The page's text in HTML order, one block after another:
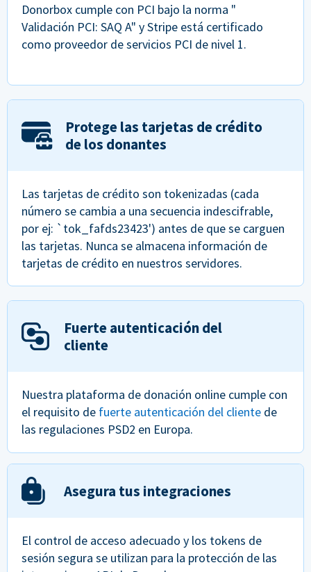
Donorbox cumple con PCI bajo la norma "
Validación PCI: SAQ A" y Stripe está certificado
como proveedor de servicios PCI de nivel 1.
Protege las tarjetas de crédito
de los donantes
Las tarjetas de crédito son tokenizadas (cada
número se cambia a una secuencia indescifrable,
por ej: `tok_fafds23423') antes de que se carguen
las tarjetas. Nunca se almacena información de
tarjetas de crédito en nuestros servidores.
Fuerte autenticación del
cliente
Nuestra plataforma de donación online cumple con
el requisito de fuerte autenticación del cliente de
las regulaciones PSD2 en Europa.
Asegura tus integraciones
El control de acceso adecuado y los tokens de
sesión segura se utilizan para la protección de las